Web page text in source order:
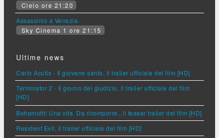
Cielo ore 21:20
Assassinio a Venezia
Sky Cinema 1 ore 21:15
Ultime news
Carlo Acutis - Il giovane santo, il trailer ufficiale del film [HD]
Terminator 2 - Il giorno del giudizio, il trailer ufficiale del film
[HD]
Behemoth! Una vita. Da ricomporre., il teaser trailer del film [HD]
Resident Evil, il trailer ufficiale del film [HD]